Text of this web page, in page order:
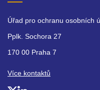
Úřad pro ochranu osobních
Pplk. Sochora 27
170 00 Praha 7
Více kontaktů